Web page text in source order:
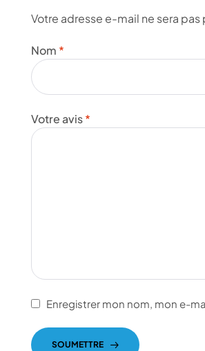
Votre adresse e-mail ne sera pas
Votre avis*
Nom *
Enregistrer mon nom, mon e-
SOUMETTRE